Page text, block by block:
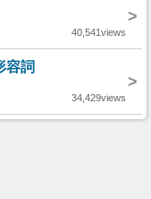
>
40,541views
容詞
>
34,429views